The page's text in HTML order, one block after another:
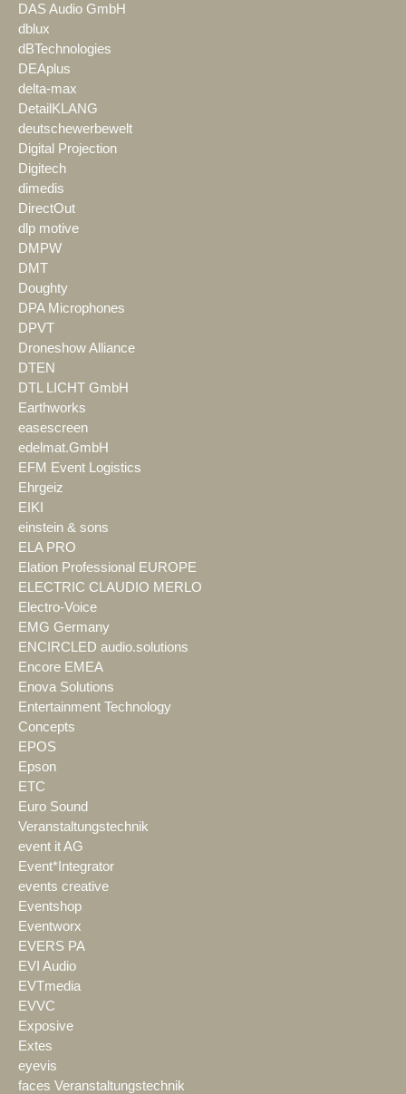
DAS Audio GmbH
dblux
dBTechnologies
DEAplus
delta-max
DetailKLANG
deutschewerbewelt
Digital Projection
Digitech
dimedis
DirectOut
dlp motive
DMPW
DMT
Doughty
DPA Microphones
DPVT
Droneshow Alliance
DTEN
DTL LICHT GmbH
Earthworks
easescreen
edelmat.GmbH
EFM Event Logistics
Ehrgeiz
EIKI
einstein & sons
ELA PRO
Elation Professional EUROPE
ELECTRIC CLAUDIO MERLO
Electro-Voice
EMG Germany
ENCIRCLED audio.solutions
Encore EMEA
Enova Solutions
Entertainment Technology
Concepts
EPOS
Epson
ETC
Euro Sound
Veranstaltungstechnik
event it AG
Event*Integrator
events creative
Eventshop
Eventworx
EVERS PA
EVI Audio
EVTmedia
EVVC
Exposive
Extes
eyevis
faces Veranstaltungstechnik